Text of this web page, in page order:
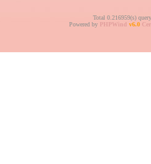
Total 0.216959(s)
Powered by PHPWind v6.0